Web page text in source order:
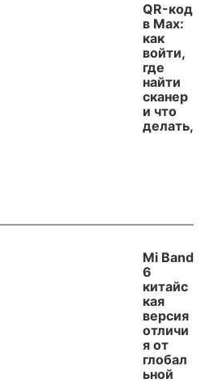
QR-код
в Max:
как
войти,
где
найти
сканер
и что
делать,
Mi Band
6
китайс
кая
версия
отличи
я от
глобал
ьной